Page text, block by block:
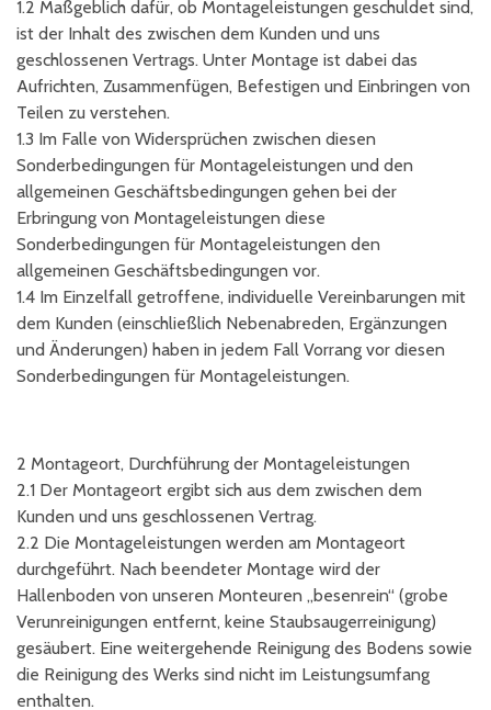
1.2 Maßgeblich dafür, ob Montageleistungen geschuldet sind,
ist der Inhalt des zwischen dem Kunden und uns
geschlossenen Vertrags. Unter Montage ist dabei das
Aufrichten, Zusammenfügen, Befestigen und Einbringen von
Teilen zu verstehen.
1.3 Im Falle von Widersprüchen zwischen diesen
Sonderbedingungen für Montageleistungen und den
allgemeinen Geschäftsbedingungen gehen bei der
Erbringung von Montageleistungen diese
Sonderbedingungen für Montageleistungen den
allgemeinen Geschäftsbedingungen vor.
1.4 Im Einzelfall getroffene, individuelle Vereinbarungen mit
dem Kunden (einschließlich Nebenabreden, Ergänzungen
und Änderungen) haben in jedem Fall Vorrang vor diesen
Sonderbedingungen für Montageleistungen.
2 Montageort, Durchführung der Montageleistungen
2.1 Der Montageort ergibt sich aus dem zwischen dem
Kunden und uns geschlossenen Vertrag.
2.2 Die Montageleistungen werden am Montageort
durchgeführt. Nach beendeter Montage wird der
Hallenboden von unseren Monteuren „besenrein“ (grobe
Verunreinigungen entfernt, keine Staubsaugerreinigung)
gesäubert. Eine weitergehende Reinigung des Bodens sowie
die Reinigung des Werks sind nicht im Leistungsumfang
enthalten.